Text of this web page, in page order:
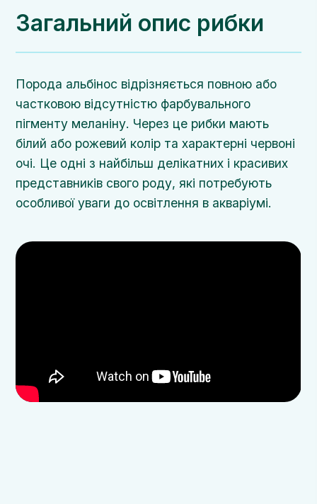
Загальний опис рибки
Порода альбінос відрізняється повною або
частковою відсутністю фарбувального
пігменту меланіну. Через це рибки мають
білий або рожевий колір та характерні червоні
очі. Це одні з найбільш делікатних і красивих
представників свого роду, які потребують
особливої уваги до освітлення в акваріумі.